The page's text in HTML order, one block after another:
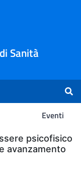
Sanità
Eventi
psicofisico
avanzamento